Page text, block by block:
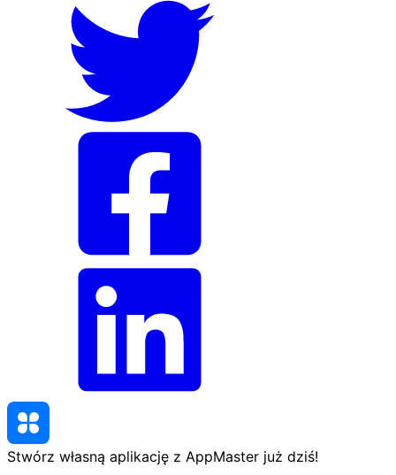
Stwórz własną aplikację z AppMaster już dziś!